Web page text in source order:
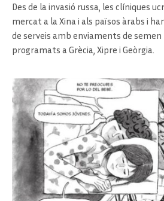
Des de la invasió russa, les clíniques
mercat a la Xina i als països àrabs i
de serveis amb enviaments de
programats a Grècia, Xipre i Geòrgia.